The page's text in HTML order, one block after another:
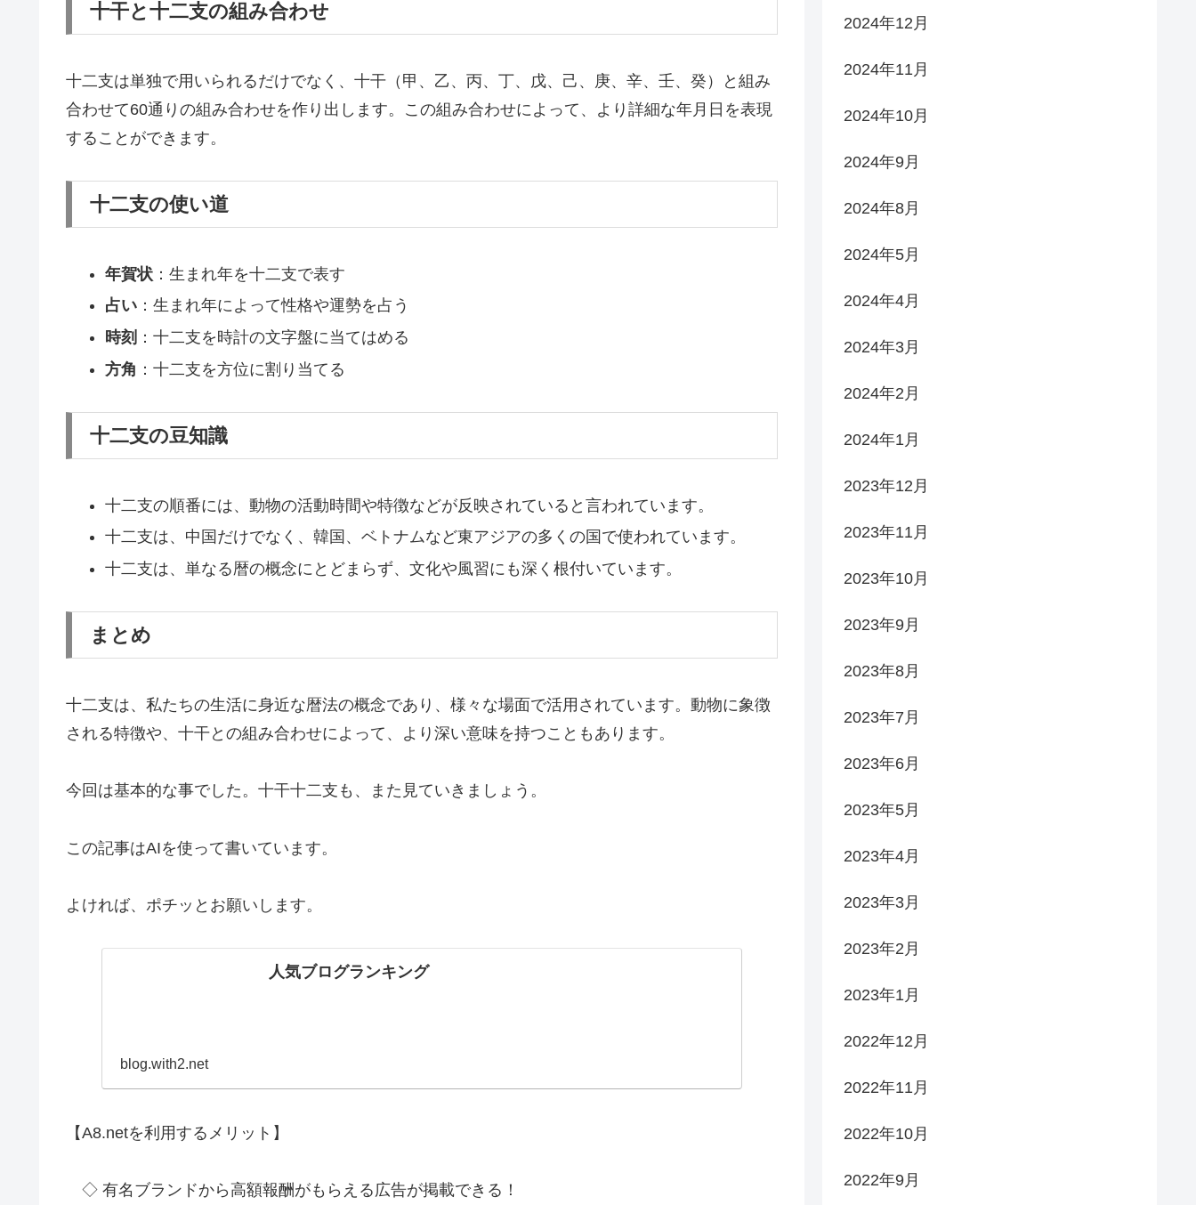
十干と十二支の組み合わせ
十二支は単独で用いられるだけでなく、十干（甲、乙、丙、丁、戊、己、庚、辛、壬、癸）と組み
合わせて60通りの組み合わせを作り出します。この組み合わせによって、より詳細な年月日を表現
することができます。
十二支の使い道
年賀状：生まれ年を十二支で表す
占い：生まれ年によって性格や運勢を占う
時刻 ：十二支を時計の文字盤に当てはめる
方角 ：十二支を方位に割り当てる
十二支の豆知識
十二支の順番には、動物の活動時間や特徴などが反映されていると言われています。
十二支は、中国だけでなく、韓国、ベトナムなど東アジアの多くの国で使われています。
十二支は、単なる暦の概念にとどまらず、文化や風習にも深く根付いています。
まとめ
十二支は、私たちの生活に身近な暦法の概念であり、様々な場面で活用されています。動物に象徴
される特徴や、十干との組み合わせによって、より深い意味を持つこともあります。
今回は基本的な事でした。十干十二支も、また見ていきましょう。
この記事はAIを使って書いています。
よければ、ポチッとお願いします。
人気ブログランキング
blog.with2.net
【A8.netを利用するメリット】
◇ 有名ブランドから高額報酬がもらえる広告が掲載できる！
2024年12月
2024年11月
2024年10月
2024年9月
2024年8月
2024年5月
2024年4月
2024年3月
2024年2月
2024年1月
2023年12月
2023年11月
2023年10月
2023年9月
2023年8月
2023年7月
2023年6月
2023年5月
2023年4月
2023年3月
2023年2月
2023年1月
2022年12月
2022年11月
2022年10月
2022年9月